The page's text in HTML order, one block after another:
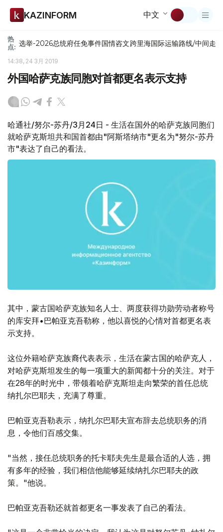
KAZINFORM 中文
热
点: 选举-2026总统府任免事件国情咨文跨里海国际运输路线/中间走廊
14:38, 24 3月 2019
外国哈萨克族同胞对首都更名表示支持
哈通社/努尔-苏丹/3月24日 - 生活在国外的哈萨克族同胞们
就哈萨克斯坦共和国首都由"阿斯塔纳市"更名为"努尔-苏丹
市"表达了自己的看法。
其中，蒙古国哈萨克族知名人士、两度获得功勋劳动者称号
的库安拜•巴帕亚克吾勒称，他以喜悦的心情对首都更名表
示支持。
这位外籍哈萨克族裔代表表示，生活在蒙古国的哈萨克人，
对哈萨克斯坦发生的每一项重大的新闻都十分的关注。对于
在28年的时光中，带领着哈萨克斯坦走向繁荣的首任总统
纳扎尔巴耶夫，充满了尊重。
巴帕亚克吾勒表示，纳扎尔巴耶夫宣布辞去总统职务的消
息，令他们百感交集。
"当然，接任总统职务的托卡耶夫先生是最合适的人选，拥
有多年的经验，我们相信他能够延续纳扎尔巴耶夫的政
策。"他说。
巴帕亚克吾勒还就首都更名一事发表了自己的看法。